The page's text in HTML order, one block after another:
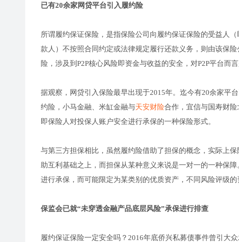
已有20余家网贷平台引入履约险
所谓履约保证保险，是指保险公司向履约保证保险的受益人
款人）不按照合同约定或法律规定履行还款义务，则由该保
险，涉及到P2P核心风险即资金与收益的安全，对P2P平台而
据观察，网贷引入保险最早出现于2015年。迄今有20余家平
约险，小马金融、米缸金融与天安财险合作，宜信与国寿财
即保险人对投保人账户安全进行承保的一种保险形式。
与第三方担保相比，虽然履约险借助了担保的概念，实际上
助互利基础之上，而担保从某种意义来说是一对一的一种保
进行承保，而可能限定为某类别的优质资产，不同风险评级的
保监会已就“未穿透金融产品底层风险”承保进行排查
履约保证保险一定安全吗？2016年底侨兴私募债事件曾引大